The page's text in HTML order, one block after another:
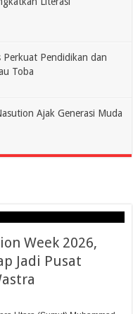
Pendidikan dan
Toba
Ajak Generasi Muda
Week 2026,
Jadi Pusat